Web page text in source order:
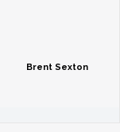
Brent Sexton